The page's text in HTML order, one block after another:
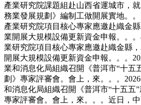
產業研究院課題組赴山西省運城市，
務業發展規劃》編制工做開展實地。
產業研究院項目核心專家應邀赴織金
業開展大規模設備更新資金申報。。
業研究院項目核心專家應邀赴織金縣
開展大規模設備更新資金申報。。。
業和消息化局組織召開《普洱市“十五
劃》專家評審會。會上，來。。。
和消息化局組織召開《普洱市“十五五”
專家評審會。會上，來。。。近日，